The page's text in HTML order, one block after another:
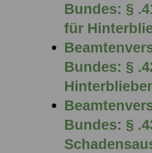
Bundes: §
für
Bundes: §
Bundes: §